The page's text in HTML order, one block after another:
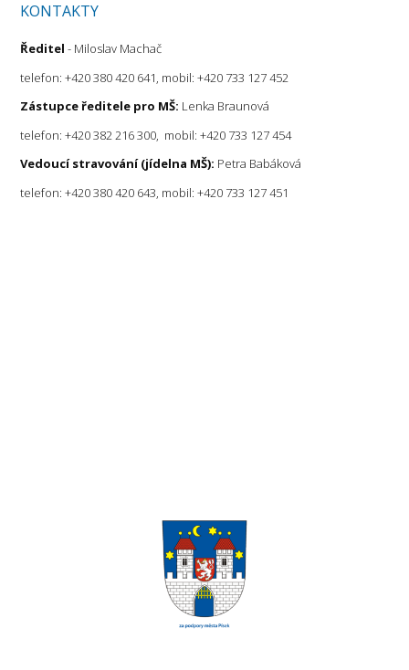
KONTAKTY
Ředitel - Miloslav Machač
telefon: +420 380 420 641, mobil: +420 733 127 452
Zástupce ředitele pro MŠ: Lenka Braunová
telefon: +420 382 216 300, mobil: +420 733 127 454
Vedoucí stravování (jídelna MŠ): Petra Babáková
telefon: +420 380 420 643, mobil: +420 733 127 451